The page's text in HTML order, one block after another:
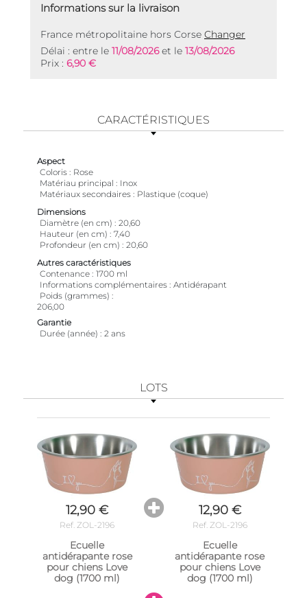
Informations sur la livraison
France métropolitaine hors Corse Changer
Délai : entre le 11/08/2026et le 13/08/2026
Prix : 6,90 €
CARACTÉRISTIQUES
Aspect
Coloris
Rose
Matériau principal
Inox
Matériaux secondaires
Plastique (coque)
Dimensions
Diamètre (en cm)
20,60
Hauteur (en cm)
7,40
Profondeur (en cm)
20,60
Autres caractéristiques
Contenance 1700 ml
Informations complémentaires Antidérapant
Poids (grammes)
206,00
Garantie
Durée (année)
2 ans
LOTS
12,90 €
Ref. ZOL-2196
Ecuelle
antidérapante rose
pour chiens Love
dog (1700 ml)
12,90 €
Ref. ZOL-2196
Ecuelle
antidérapante rose
pour chiens Love
dog (1700 ml)